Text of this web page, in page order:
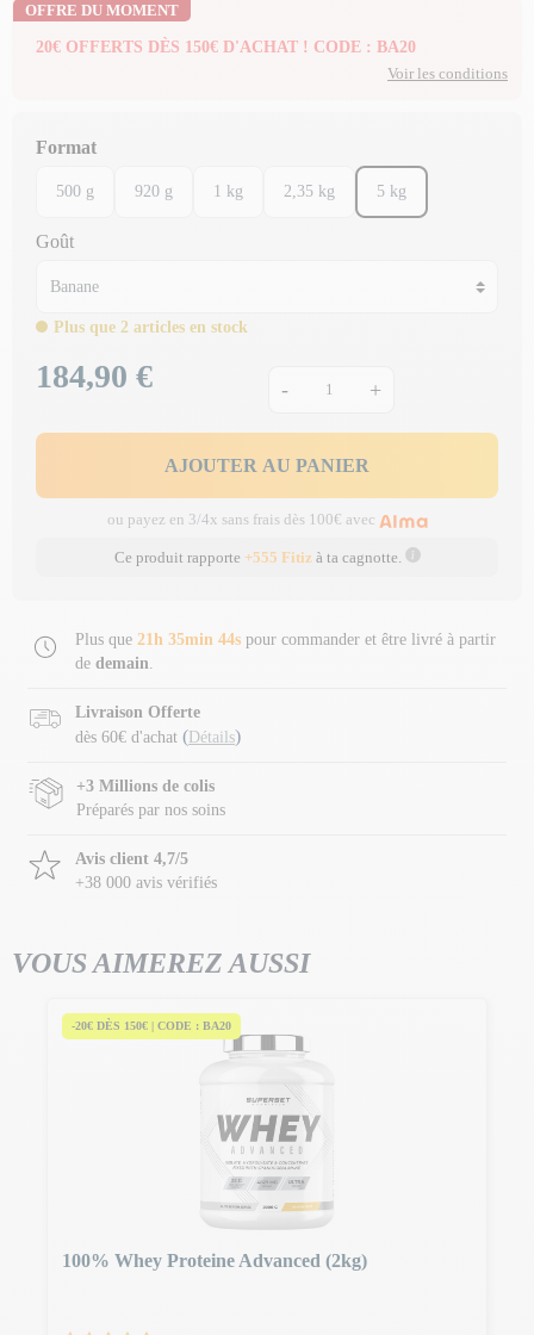
OFFRE DU MOMENT
20€ OFFERTS DÈS 150€ D'ACHAT ! CODE : BA20
Voir les conditions
Format
500 g 920 g 1 kg 2,35 kg 5 kg
Goût
Plus que 2 articles en stock
Prix
184,90 € - +
AJOUTER AU PANIER
ou payez en 3/4x sans frais dès 100€ avec
Ce produit rapporte +555 Fitizà ta cagnotte.
Plus que 21h 35min 43s pour commander et être livré à partir
de demain.
Livraison Offerte
dès 60€ d'achat ( Détails)
+3 Millions de colis
Préparés par nos soins
Avis client 4,7/5
+38 000 avis vérifiés
VOUS AIMEREZ AUSSI
-20€ DÈS 150€ | CODE : BA20
100% Whey Proteine Advanced (2kg)